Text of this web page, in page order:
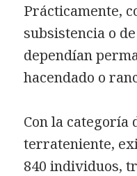
Prácticamente,
subsistencia o
dependían
hacendado o
Con la categoría
terrateniente,
840 individuos,